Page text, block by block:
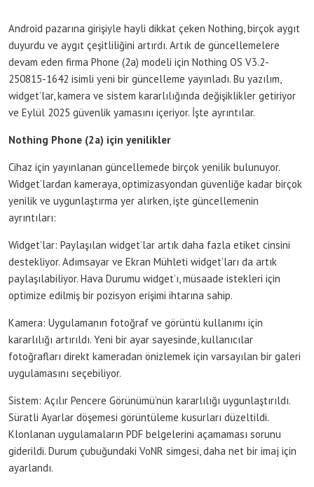
Android pazarına girişiyle hayli dikkat çeken Nothing, birçok aygıt
duyurdu ve aygıt çeşitliliğini artırdı. Artık de güncellemelere
devam eden firma Phone (2a) modeli için Nothing OS V3.2-
250815-1642 isimli yeni bir güncelleme yayınladı. Bu yazılım,
widget’lar, kamera ve sistem kararlılığında değişiklikler getiriyor
ve Eylül 2025 güvenlik yamasını içeriyor. İşte ayrıntılar.
Nothing Phone (2a) için yenilikler
Cihaz için yayınlanan güncellemede birçok yenilik bulunuyor.
Widget’lardan kameraya, optimizasyondan güvenliğe kadar birçok
yenilik ve uygunlaştırma yer alırken, işte güncellemenin
ayrıntıları:
Widget’lar: Paylaşılan widget’lar artık daha fazla etiket cinsini
destekliyor. Adımsayar ve Ekran Mühleti widget’ları da artık
paylaşılabiliyor. Hava Durumu widget’ı, müsaade istekleri için
optimize edilmiş bir pozisyon erişimi ihtarına sahip.
Kamera: Uygulamanın fotoğraf ve görüntü kullanımı için
kararlılığı artırıldı. Yeni bir ayar sayesinde, kullanıcılar
fotoğrafları direkt kameradan önizlemek için varsayılan bir galeri
uygulamasını seçebiliyor.
Sistem: Açılır Pencere Görünümü’nün kararlılığı uygunlaştırıldı.
Süratli Ayarlar döşemesi görüntüleme kusurları düzeltildi.
Klonlanan uygulamaların PDF belgelerini açamaması sorunu
giderildi. Durum çubuğundaki VoNR simgesi, daha net bir imaj için
ayarlandı.